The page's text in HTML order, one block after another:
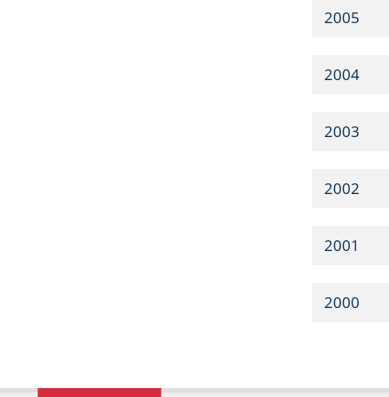
2005
2004
2003
2002
2001
2000